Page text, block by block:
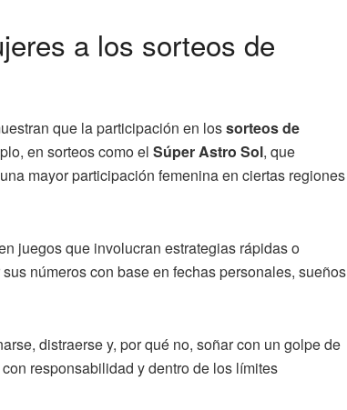
a los sorteos de
que la participación en lossorteos de
en sorteos como el Súper Astro Sol, que
mayor participación femenina en ciertas regiones
juegos que involucran estrategias rápidas o
números con base en fechas personales, sueños
distraerse y, por qué no, soñar con un golpe de
responsabilidad y dentro de los límites